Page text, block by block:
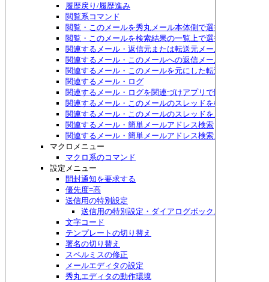
履歴戻り/履歴進み
閲覧系コマンド
閲覧・このメールを秀丸メール本体側で選択する
閲覧・このメールを検索結果の一覧上で選択する
関連するメール・返信元または転送元メール
関連するメール・このメールへの返信メール
関連するメール・このメールを元にした転送メール
関連するメール・ログ
関連するメール・ログを関連づけアプリで開く
関連するメール・このメールのスレッドを検索
関連するメール・このメールのスレッドをメニュー表示
関連するメール・簡単メールアドレス検索
関連するメール・簡単メールアドレス検索メニュー表示
マクロメニュー
マクロ系のコマンド
設定メニュー
開封通知を要求する
優先度=高
送信用の特別設定
送信用の特別設定・ダイアログボックス
文字コード
テンプレートの切り替え
署名の切り替え
スペルミスの修正
メールエディタの設定
秀丸エディタの動作環境